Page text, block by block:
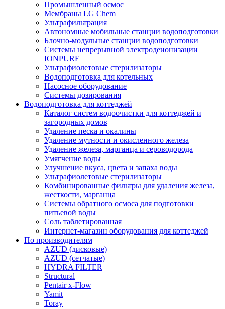
Промышленный осмос
Мембраны LG Chem
Ультрафильтрация
Автономные мобильные станции водоподготовки
Блочно-модульные станции водоподготовки
Системы непрерывной электродеионизации
IONPURE
Ультрафиолетовые стерилизаторы
Водоподготовка для котельных
Насосное оборудование
Системы дозирования
Водоподготовка для коттеджей
Каталог систем водоочистки для коттеджей и
загородных домов
Удаление песка и окалины
Удаление мутности и окисленного железа
Удаление железа, марганца и сероводорода
Умягчение воды
Улучшение вкуса, цвета и запаха воды
Ультрафиолетовые стерилизаторы
Комбинированные фильтры для удаления железа,
жесткости, марганца
Системы обратного осмоса для подготовки
питьевой воды
Соль таблетированная
Интернет-магазин оборудования для коттеджей
По производителям
AZUD (дисковые)
AZUD (сетчатые)
HYDRA FILTER
Structural
Pentair x-Flow
Yamit
Toray